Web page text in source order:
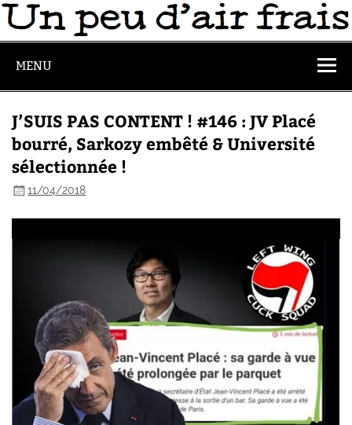
MENU
J’SUIS PAS CONTENT ! #146 : JV Placé
bourré, Sarkozy embêté & Université
sélectionnée !
11/04/2018